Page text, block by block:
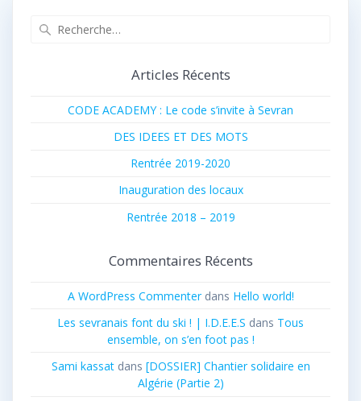
Articles Récents
CODE ACADEMY : Le code s’invite à Sevran
DES IDEES ET DES MOTS
Rentrée 2019-2020
Inauguration des locaux
Rentrée 2018 – 2019
Commentaires Récents
A WordPress Commenterdans Hello world!
Les sevranais font du ski ! | I.D.E.E.S dans Tous
ensemble, on s’en foot pas !
Sami kassatdans [DOSSIER] Chantier solidaire en
Algérie (Partie 2)